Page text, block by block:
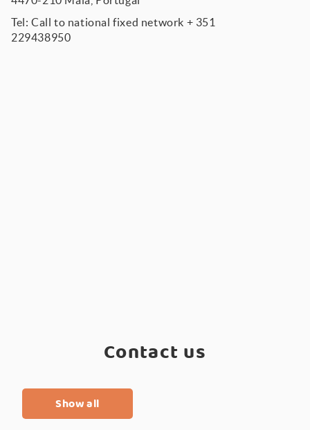
Tel: Call to national fixed network + 351
229438950
Contact us
Show all